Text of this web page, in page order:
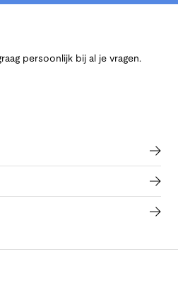
persoonlijk bij al je vragen.